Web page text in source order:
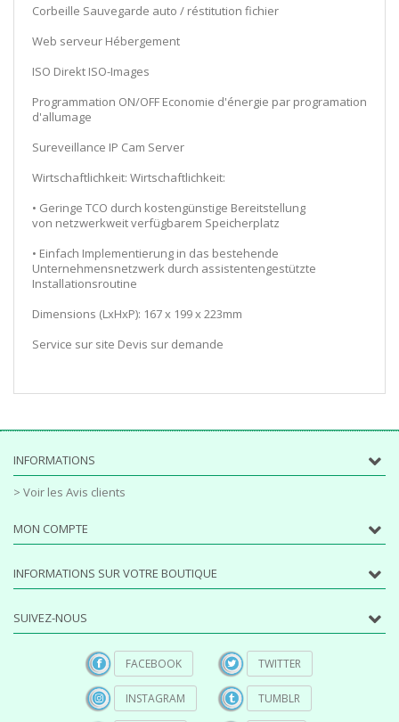
Corbeille Sauvegarde auto / réstitution fichier
Web serveur Hébergement
ISO Direkt ISO-Images
Programmation ON/OFF Economie d'énergie par programation
d'allumage
Sureveillance IP Cam Server
Wirtschaftlichkeit: Wirtschaftlichkeit:
• Geringe TCO durch kostengünstige Bereitstellung
von netzwerkweit verfügbarem Speicherplatz
• Einfach Implementierung in das bestehende
Unternehmensnetzwerk durch assistentengestützte
Installationsroutine
Dimensions (LxHxP): 167 x 199 x 223mm
Service sur site Devis sur demande
INFORMATIONS
> Voir les Avis clients
MON COMPTE
INFORMATIONS SUR VOTRE BOUTIQUE
SUIVEZ-NOUS
FACEBOOK
INSTAGRAM
TWITTER
TUMBLR